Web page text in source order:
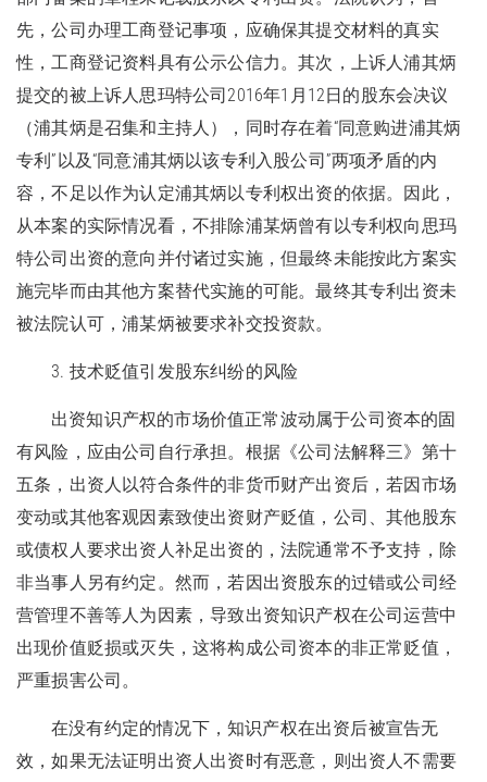
先，公司办理工商登记事项，应确保其提交材料的真实
性，工商登记资料具有公示公信力。其次，上诉人浦其炳
提交的被上诉人思玛特公司2016年1月12日的股东会决议
（浦其炳是召集和主持人），同时存在着“同意购进浦其炳
专利”以及“同意浦其炳以该专利入股公司”两项矛盾的内
容，不足以作为认定浦其炳以专利权出资的依据。因此，
从本案的实际情况看，不排除浦某炳曾有以专利权向思玛
特公司出资的意向并付诸过实施，但最终未能按此方案实
施完毕而由其他方案替代实施的可能。最终其专利出资未
被法院认可，浦某炳被要求补交投资款。
3. 技术贬值引发股东纠纷的风险
出资知识产权的市场价值正常波动属于公司资本的固
有风险，应由公司自行承担。根据《公司法解释三》第十
五条，出资人以符合条件的非货币财产出资后，若因市场
变动或其他客观因素致使出资财产贬值，公司、其他股东
或债权人要求出资人补足出资的，法院通常不予支持，除
非当事人另有约定。然而，若因出资股东的过错或公司经
营管理不善等人为因素，导致出资知识产权在公司运营中
出现价值贬损或灭失，这将构成公司资本的非正常贬值，
严重损害公司。
在没有约定的情况下，知识产权在出资后被宣告无
效，如果无法证明出资人出资时有恶意，则出资人不需要